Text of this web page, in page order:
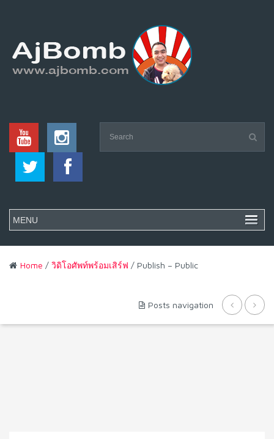
Home / วิดิโอศัพท์พร้อมเสิร์ฟ / Publish – Public
Posts navigation